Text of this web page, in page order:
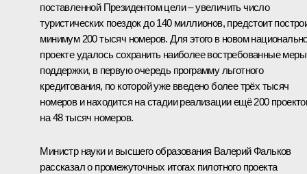
поставленной Президентом цели – увеличить число
туристических поездок до 140 миллионов, предстоит
минимум 200 тысяч номеров. Для этого в новом
проекте удалось сохранить наиболее востребованные меры
поддержки, в первую очередь программу льготного
кредитования, по которой уже введено более трёх тысяч
номеров и находится на стадии реализации ещё 200
на 48 тысяч номеров.
Министр науки и высшего образования Валерий Фальков
рассказал о промежуточных итогах пилотного проекта